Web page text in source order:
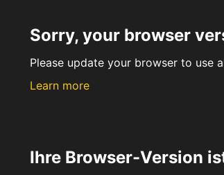
Sorry, your browser
Please update your browser to use
Learn more
Ihre Browser-Version